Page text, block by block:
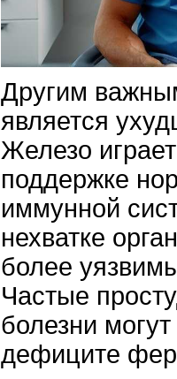
Другим
является
Железо
поддержке
иммунной
нехватке
более
Частые
болезни
дефиците